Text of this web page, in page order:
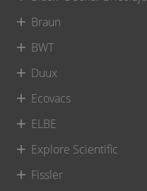
Braun
BWT
Duux
Ecovacs
ELBE
Explore Scientific
Fissler